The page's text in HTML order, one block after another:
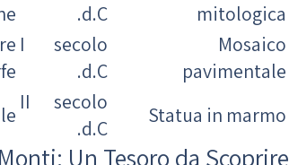
mitologica
d.C.
Mosaico
pavimentale
I secolo
d.C.
Statua in marmo
II secolo
d.C.
Un Tesoro da Scoprire